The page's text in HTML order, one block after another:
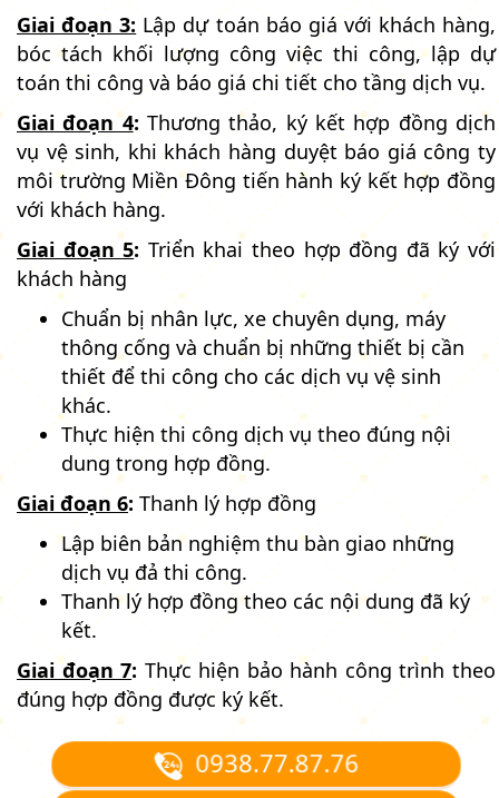
Giai đoạn 3: Lập dự toán báo giá với khách hàng,
bóc tách khối lượng công việc thi công, lập dự
toán thi công và báo giá chi tiết cho tầng dịch vụ.
Giai đoạn 4: Thương thảo, ký kết hợp đồng dịch
vụ vệ sinh, khi khách hàng duyệt báo giá công ty
môi trường Miền Đông tiến hành ký kết hợp đồng
với khách hàng.
Giai đoạn 5: Triển khai theo hợp đồng đã ký với
khách hàng
Chuẩn bị nhân lực, xe chuyên dụng, máy
thông cống và chuẩn bị những thiết bị cần
thiết để thi công cho các dịch vụ vệ sinh
khác.
Thực hiện thi công dịch vụ theo đúng nội
dung trong hợp đồng.
Giai đoạn 6: Thanh lý hợp đồng
Lập biên bản nghiệm thu bàn giao những
dịch vụ đả thi công.
Thanh lý hợp đồng theo các nội dung đã ký
kết.
Giai đoạn 7: Thực hiện bảo hành công trình theo
đúng hợp đồng được ký kết.
0938.77.87.76